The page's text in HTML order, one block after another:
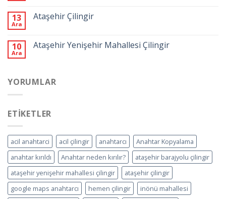
13
Ara
Ataşehir Çilingir
10
Ara
Ataşehir Yenişehir Mahallesi Çilingir
YORUMLAR
ETIKETLER
acil anahtarci acil çilingir anahtarcı
Anahtar Kopyalama
anahtar kırıldı
Anahtar neden kırılır?
ataşehir barajyolu çilingir
ataşehir yenişehir mahallesi çilingir
ataşehir çilingir
google maps anahtarcı
hemen çilingir
inönü mahallesi